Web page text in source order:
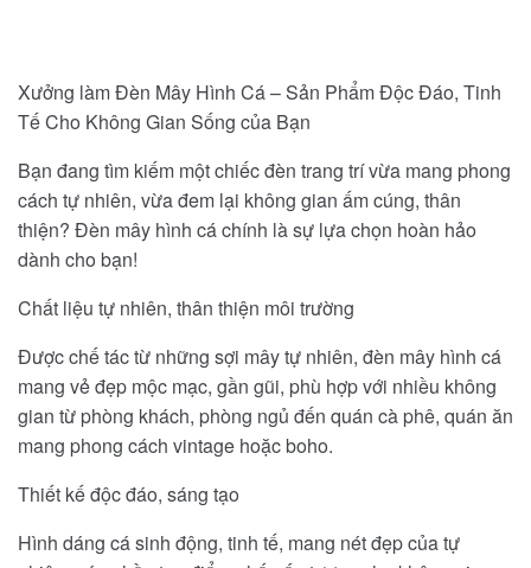
Xưởng làm Đèn Mây Hình Cá – Sản Phẩm Độc Đáo, Tinh
Tế Cho Không Gian Sống của Bạn
Bạn đang tìm kiếm một chiếc đèn trang trí vừa mang phong
cách tự nhiên, vừa đem lại không gian ấm cúng, thân
thiện? Đèn mây hình cá chính là sự lựa chọn hoàn hảo
dành cho bạn!
Chất liệu tự nhiên, thân thiện môi trường
Được chế tác từ những sợi mây tự nhiên, đèn mây hình cá
mang vẻ đẹp mộc mạc, gần gũi, phù hợp với nhiều không
gian từ phòng khách, phòng ngủ đến quán cà phê, quán ăn
mang phong cách vintage hoặc boho.
Thiết kế độc đáo, sáng tạo
Hình dáng cá sinh động, tinh tế, mang nét đẹp của tự